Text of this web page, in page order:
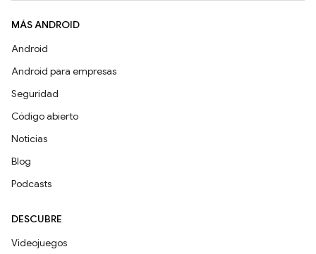
MÁS ANDROID
Android
Android para empresas
Seguridad
Código abierto
Noticias
Blog
Podcasts
DESCUBRE
Videojuegos